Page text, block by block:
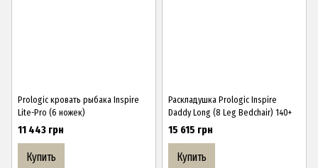
Prologic кровать рыбака Inspire
Lite-Pro (6 ножек)
11 443 грн
Купить
Раскладушка Prologic Inspire
Daddy Long (8 Leg Bedchair) 140+
15 615 грн
Купить